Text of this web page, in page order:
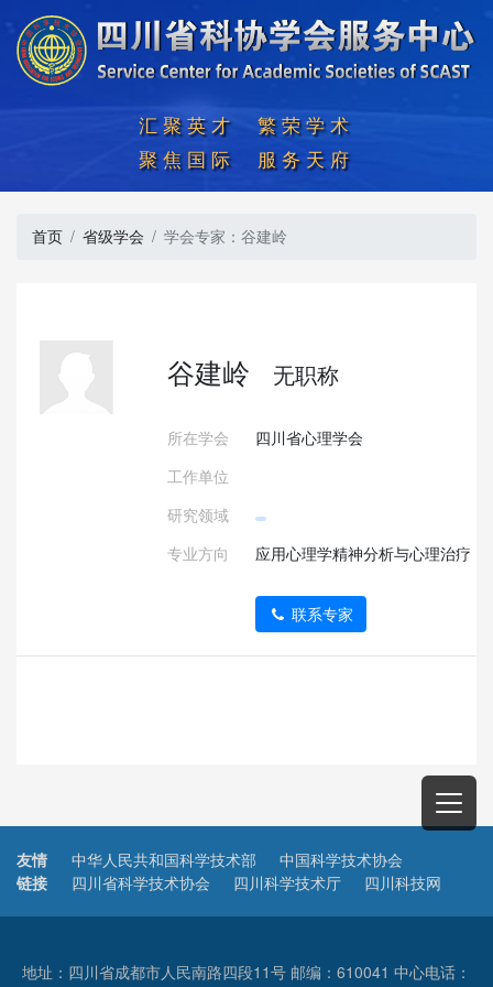
汇聚英才  繁荣学术
聚焦国际  服务天府
首页 省级学会 学会专家：谷建岭
谷建岭 无职称
所在学会
四川省心理学会
工作单位
研究领域
专业方向
应用心理学精神分析与心理治疗
联系专家
友情
链接
中华人民共和国科学技术部
中国科学技术协会
四川省科学技术协会
四川科学技术厅 四川科技网
地址：四川省成都市人民南路四段11号 邮编：610041 中心电话：